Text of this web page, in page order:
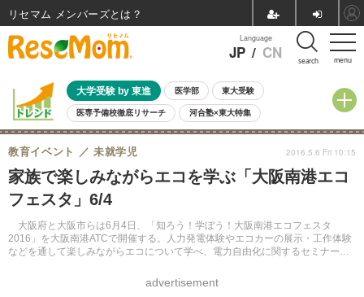
menu
Language
JP / CN search
大学受験 by 東進 医学部 東大受験
医専予備校徹底リサーチ 河合塾×東大特集
親子で考える大学選び 高校受験 中学受験 小学校受験
共通テスト 夏休み 8月開催学校説明会・相談会
8月開催イベント・WS 全国公立高校 過去問 人気記事
自由研究教材（小学生向け）
家族で楽しみながらエコを学ぶ「大阪南港エコ
フェスタ」6/4
大阪府と大阪市らは6月4日、「知ろう！学ぼう！大阪南港エコフェスタ
2016」を大阪南港ATCで開催する。人力発電体験やエコカーの展示・工作体験
などを通して楽しみながらエコについて学べ、電力自由化に関するセミナーや
教育イベント 未就学児
advertisement
2016.5.6 Fri 10:15
リセマム メンバーズ